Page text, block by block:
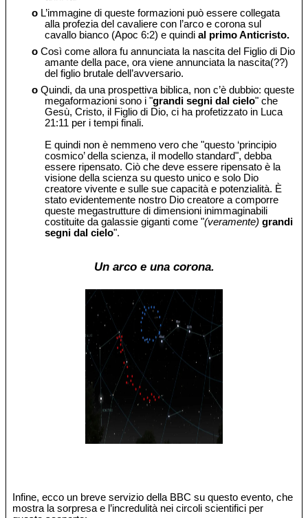
o L’immagine di queste formazioni può essere collegata
alla profezia del cavaliere con l’arco e corona sul
cavallo bianco (Apoc 6:2) e quindial primo Anticristo.
o Così come allora fu annunciata la nascita del Figlio di Dio
amante della pace, ora viene annunciata la nascita(??)
del figlio brutale dell’avversario.
o Quindi, da una prospettiva biblica, non c’è dubbio: queste
megaformazioni sono i "grandi segni dal cielo" che
Gesù, Cristo, il Figlio di Dio, ci ha profetizzato in Luca
21:11 per i tempi finali.
E quindi non è nemmeno vero che "questo ‘principio
cosmico’ della scienza, il modello standard", debba
essere ripensato. Ciò che deve essere ripensato è la
visione della scienza su questo unico e solo Dio
creatore vivente e sulle sue capacità e potenzialità. È
stato evidentemente nostro Dio creatore a comporre
queste megastrutture di dimensioni inimmaginabili
costituite da galassie giganti come "(veramente)grandi
segni dal cielo".
Un arco e una corona.
Infine, ecco un breve servizio della BBC su questo evento, che
mostra la sorpresa e l’incredulità nei circoli scientifici per